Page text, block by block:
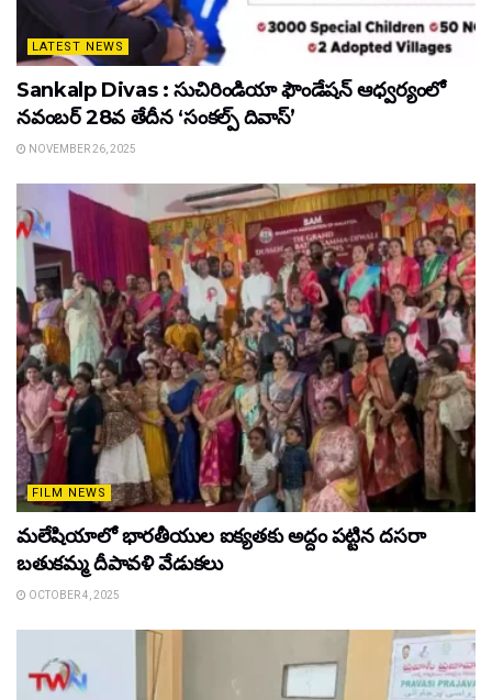
LATEST NEWS
Sankalp Divas : సుచిరిండియా ఫౌండేషన్ ఆధ్వర్యంలో
నవంబర్ 28వ తేదీన ‘సంకల్ప్ దివాస్’
NOVEMBER 26, 2025
FILM NEWS
మలేషియాలో భారతీయుల ఐక్యతకు అద్దం పట్టిన దసరా
బతుకమ్మ దీపావళి వేడుకలు
OCTOBER 4, 2025